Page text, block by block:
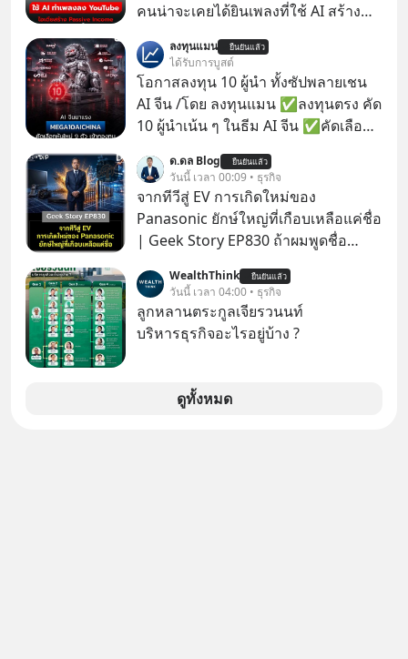
คนน่าจะเคยได้ยินเพลงที่ใช้ AI สร้าง
รู้ตัวเรา” จากช่องชื่อว่า UNHEARD
MUSIC ที่ตอนนี้มียอดรับชมกว่า 26
ล้านครั้งแล้ว
ลงทุนแมน ยืนยันแล้ว
ได้รับการบูสต์
โอกาสลงทุน 10 ผู้นำ ทั้งซัปพลายเชน
AI จีน /โดย ลงทุนแมน ✅ลงทุนตรง คัด
10 ผู้นำเน้น ๆ ในธีม AI จีน ✅คัดเลือก
เจ้าของผู้นำ AI จีน ตั้งแต่โรงงานผลิตชิป
หน่วยความจำ โมเดล AI ยันหุ่นยนต์
✅ได้การรับยกเว้นภาษี Capital Gain
ตามกฎหมายภาษีของประเทศไทย
ด.ดล Blog ยืนยันแล้ว
วันนี้ เวลา 00:09 • ธุรกิจ
จากทีวีสู่ EV การเกิดใหม่ของ
Panasonic ยักษ์ใหญ่ที่เกือบเหลือแค่ชื่อ
| Geek Story EP830 ถ้าผมพูดชื่อ
ถ่านไฟฉาย? ถ้าคุณยังคิดแบบนั้น แสดง
ว่าคุณกำลังพลาดเรื่องราวการ
‘Rebranding’ ที่ดุเดือดที่สุดใน
ประวัติศาสตร์ญี่ปุ่น! รู้หรือไม่ว่า ในวันที่
บาท Panasonic ตัดสินใจหักดิบ ทิ้ง
ตลาดเครื่องใช้ไฟฟ้าที่สู้ B2C ไม่ไหว
WealthThink ยืนยันแล้ว
วันนี้ เวลา 04:00 • ธุรกิจ
ลูกหลานตระกูลเจียรวนนท์
บริหารธุรกิจอะไรอยู่บ้าง ?
ดูทั้งหมด